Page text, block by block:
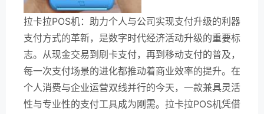
拉卡拉POS机：助力个人与公司实现支付升级的利器
支付方式的革新，是数字时代经济活动升级的重要标
志。从现金交易到刷卡支付，再到移动支付的普及，
每一次支付场景的进化都推动着商业效率的提升。在
个人消费与企业运营双线并行的今天，一款兼具灵活
性与专业性的支付工具成为刚需。拉卡拉POS机凭借